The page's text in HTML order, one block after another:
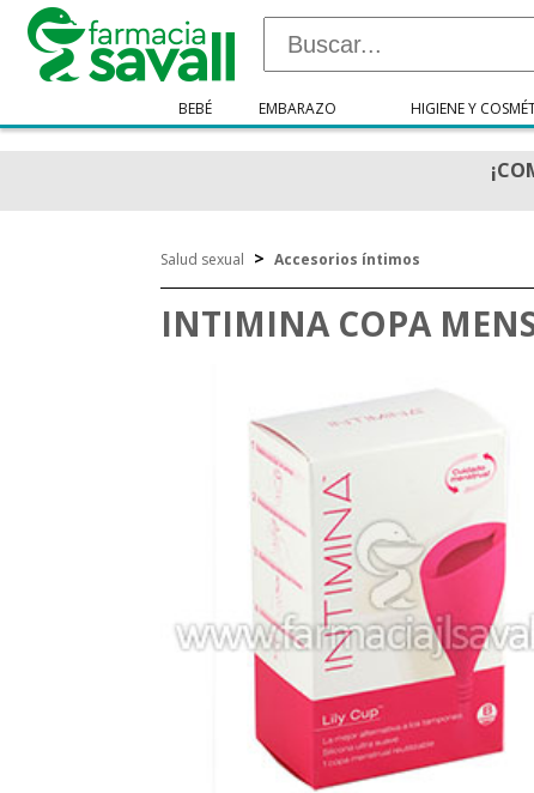
BEBÉ EMBARAZO HIGIENE Y
Salud sexual > Accesorios íntimos
INTIMINA COPA